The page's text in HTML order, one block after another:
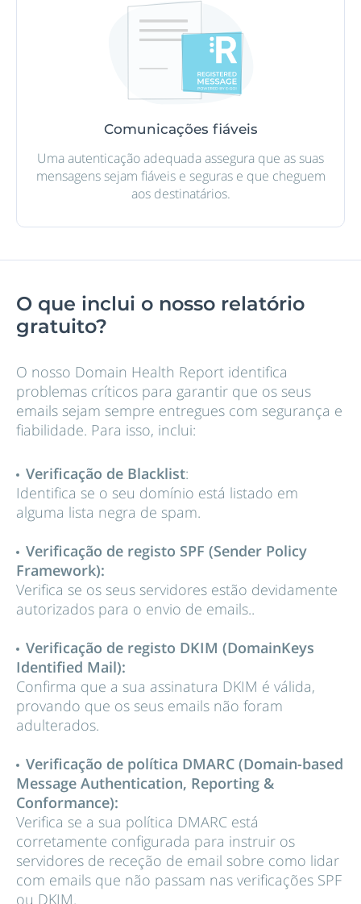
Comunicações fiáveis
Uma autenticação adequada assegura que as suas
mensagens sejam fiáveis e seguras e que cheguem
aos destinatários.
O que inclui o nosso relatório
gratuito?
O nosso Domain Health Report identifica
problemas críticos para garantir que os seus
emails sejam sempre entregues com segurança e
fiabilidade. Para isso, inclui:
Verificação de Blacklist:
Identifica se o seu domínio está listado em
alguma lista negra de spam.
Verificação de registo SPF (Sender Policy
Framework):
Verifica se os seus servidores estão devidamente
autorizados para o envio de emails..
Verificação de registo DKIM (DomainKeys
Identified Mail):
Confirma que a sua assinatura DKIM é válida,
provando que os seus emails não foram
adulterados.
Verificação de política DMARC (Domain-based
Message Authentication, Reporting &
Conformance):
Verifica se a sua política DMARC está
corretamente configurada para instruir os
servidores de receção de email sobre como lidar
com emails que não passam nas verificações SPF
ou DKIM.